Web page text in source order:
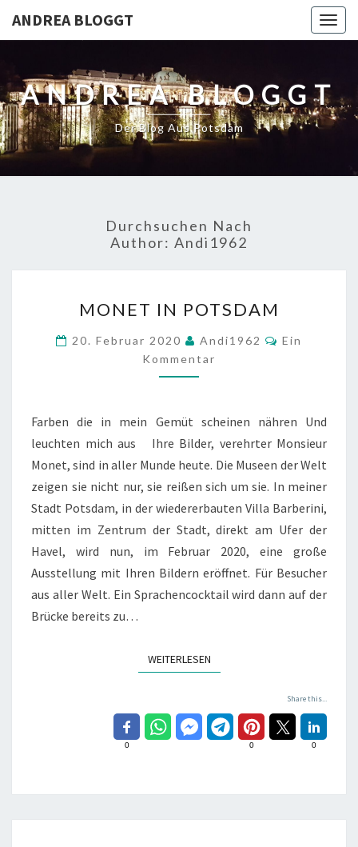
ANDREA BLOGGT
ANDREA BLOGGT
Der Blog Aus Potsdam
Durchsuchen Nach
Author: Andi1962
IN
POTSDAM
MONET IN POTSDAM
20. Februar 2020 Andi1962 Kommentare
Ein
Kommentar
Farben die in mein Gemüt scheinen nähren Und
leuchten mich aus Ihre Bilder, verehrter Monsieur
Monet, sind in aller Munde heute. Die Museen der Welt
zeigen sie nicht nur, sie reißen sich um sie. In meiner
Stadt Potsdam, in der wiedererbauten Villa Barberini,
mitten im Zentrum der Stadt, direkt am Ufer der
Havel, wird nun, im Februar 2020, eine große
Ausstellung mit Ihren Bildern eröffnet. Für Besucher
aus aller Welt. Ein Sprachencocktail wird dann auf der
Brücke bereits zu…
WEITERLESENWEITERLESEN
Share this...
0 0 0